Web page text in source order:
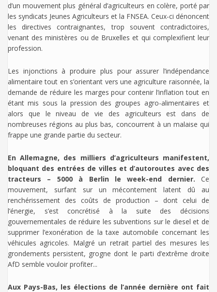
d’un mouvement plus général d’agriculteurs en colère, porté par
les syndicats Jeunes Agriculteurs et la FNSEA. Ceux-ci dénoncent
les directives contraignantes, trop souvent contradictoires,
venant des ministères ou de Bruxelles et qui complexifient leur
profession.
Les injonctions à produire plus pour assurer l’indépendance
alimentaire tout en s’orientant vers une agriculture raisonnée, la
demande de réduire les marges pour contenir l’inflation tout en
étant mis sous la pression des groupes agro-alimentaires et
alors que le niveau de vie des agriculteurs est dans de
nombreuses régions au plus bas, concourrent à un malaise qui
frappe une grande partie du secteur.
En Allemagne, des milliers d’agriculteurs manifestent,
bloquant des entrées de villes et d’autoroutes avec des
tracteurs – 5000 à Berlin le week-end dernier. Ce
mouvement, surfant sur un mécontement latent dû au
renchérissement des coûts de production – dont celui de
l’énergie, s’est concrétisé à la suite des décisions
gouvernementales de réduire les subventions sur le diesel et de
supprimer l’exonération de la taxe automobile concernant les
véhicules agricoles. Malgré un retrait partiel des mesures les
grondements persistent, grogne dont le parti d’extrême droite
AfD semble vouloir profiter...
Aux Pays-Bas, les élections de l’année dernière ont fait